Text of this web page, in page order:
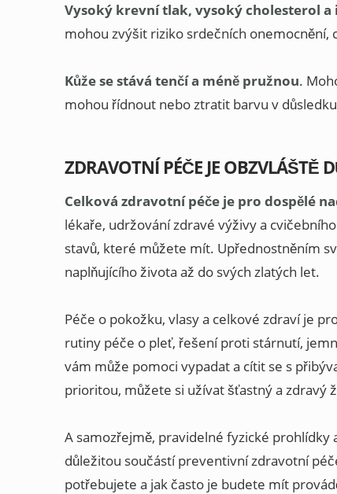
Vysoký krevní tlak, vysoký cholesterol a
mohou zvýšit riziko srdečních onemocnění,
Kůže se stává tenčí a méně pružnou.
mohou řídnout nebo ztratit barvu v
ZDRAVOTNÍ PÉČE JE OBZVLÁŠTĚ
Celková zdravotní péče je pro dospělé
lékaře, udržování zdravé výživy a
stavů, které můžete mít. Upřednostněním
naplňujícího života až do svých zlatých let.
Péče o pokožku, vlasy a celkové zdraví je
rutiny péče o pleť, řešení proti stárnutí,
vám může pomoci vypadat a cítit se s
prioritou, můžete si užívat šťastný a zdravý
A samozřejmě, pravidelné fyzické prohlídky
důležitou součástí preventivní zdravotní
potřebujete a jak často je budete mít